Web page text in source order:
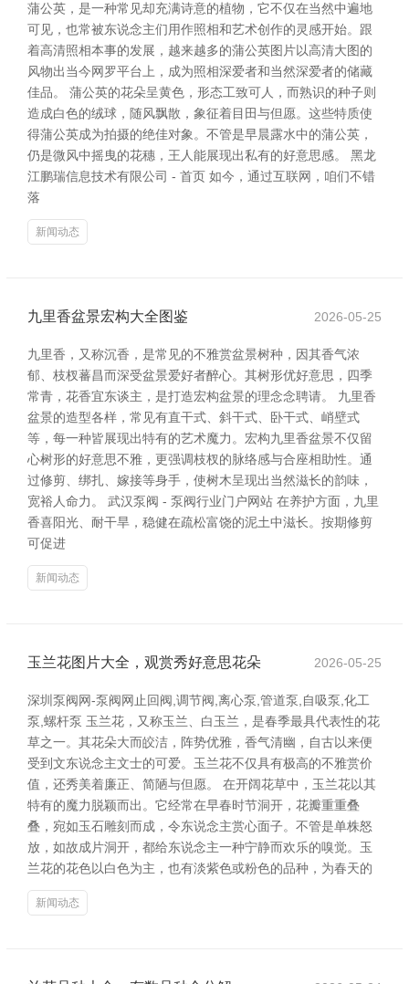
蒲公英，是一种常见却充满诗意的植物，它不仅在当然中遍地
可见，也常被东说念主们用作照相和艺术创作的灵感开始。跟
着高清照相本事的发展，越来越多的蒲公英图片以高清大图的
风物出当今网罗平台上，成为照相深爱者和当然深爱者的储藏
佳品。 蒲公英的花朵呈黄色，形态工致可人，而熟识的种子则
造成白色的绒球，随风飘散，象征着目田与但愿。这些特质使
得蒲公英成为拍摄的绝佳对象。不管是早晨露水中的蒲公英，
仍是微风中摇曳的花穗，王人能展现出私有的好意思感。 黑龙
江鹏瑞信息技术有限公司 - 首页 如今，通过互联网，咱们不错
落
新闻动态
九里香盆景宏构大全图鉴 2026-05-25
九里香，又称沉香，是常见的不雅赏盆景树种，因其香气浓
郁、枝杈蕃昌而深受盆景爱好者醉心。其树形优好意思，四季
常青，花香宜东谈主，是打造宏构盆景的理念念聘请。 九里香
盆景的造型各样，常见有直干式、斜干式、卧干式、峭壁式
等，每一种皆展现出特有的艺术魔力。宏构九里香盆景不仅留
心树形的好意思不雅，更强调枝杈的脉络感与合座相助性。通
过修剪、绑扎、嫁接等身手，使树木呈现出当然滋长的韵味，
宽裕人命力。 武汉泵阀 - 泵阀行业门户网站 在养护方面，九里
香喜阳光、耐干旱，稳健在疏松富饶的泥土中滋长。按期修剪
可促进
新闻动态
玉兰花图片大全，观赏秀好意思花朵 2026-05-25
深圳泵阀网-泵阀网止回阀,调节阀,离心泵,管道泵,自吸泵,化工
泵,螺杆泵 玉兰花，又称玉兰、白玉兰，是春季最具代表性的花
草之一。其花朵大而皎洁，阵势优雅，香气清幽，自古以来便
受到文东说念主文士的可爱。玉兰花不仅具有极高的不雅赏价
值，还秀美着廉正、简陋与但愿。 在开阔花草中，玉兰花以其
特有的魔力脱颖而出。它经常在早春时节洞开，花瓣重重叠
叠，宛如玉石雕刻而成，令东说念主赏心面子。不管是单株怒
放，如故成片洞开，都给东说念主一种宁静而欢乐的嗅觉。玉
兰花的花色以白色为主，也有淡紫色或粉色的品种，为春天的
新闻动态